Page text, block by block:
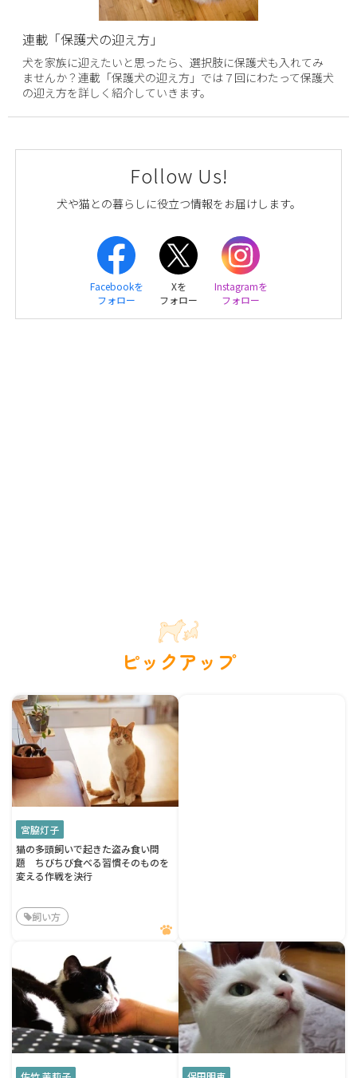
連載「保護犬の迎え方」
犬を家族に迎えたいと思ったら、選択肢に保護犬も入れてみ
ませんか？連載「保護犬の迎え方」では７回にわたって保護犬
の迎え方を詳しく紹介していきます。
Follow Us!
犬や猫との暮らしに役立つ情報をお届けします。
Facebookを
フォロー
Xを
フォロー
Instagramを
フォロー
ピックアップ
宮脇灯子
猫の多頭飼いで起きた盗み食い問
題 ちびちび食べる習慣そのものを
変える作戦を決行
飼い方